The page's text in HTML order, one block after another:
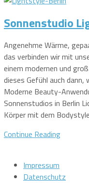
Sonnenstudio
Angenehme Wärme,
das verbinden wir mit
einem modernen und
dieses Gefühl auch dann,
Moderne Beauty-
Sonnenstudios in Berlin
Körper mit dem
Continue Reading
Impressum
Datenschutz